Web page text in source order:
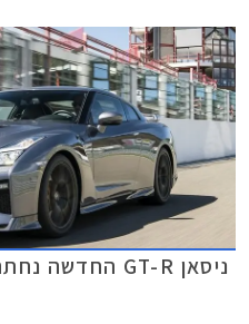
ניסאן GT-R החדשה נחתה בישראל